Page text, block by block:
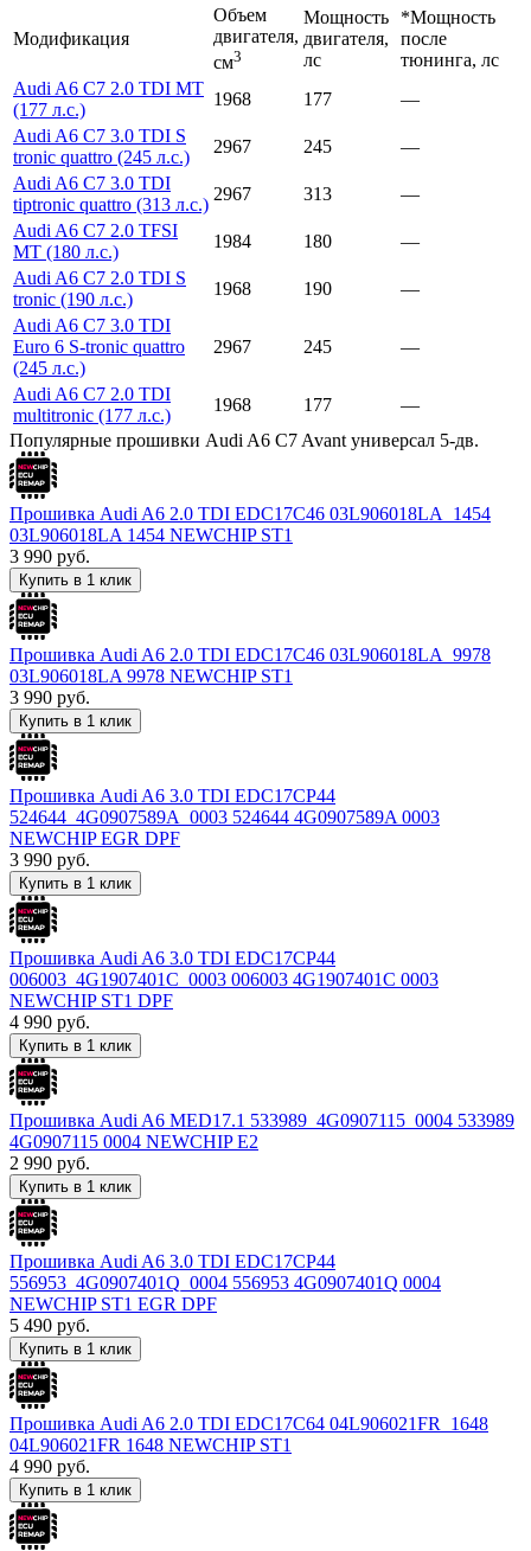
Модификация
Объем
двигателя,
см3
Мощность
двигателя,
лс
*Мощность
после
тюнинга, лс
Audi A6 C7 2.0 TDI MT
(177 л.с.)
1968 177
—
Audi A6 C7 3.0 TDI S
tronic quattro (245 л.с.)
2967 245
—
Audi A6 C7 3.0 TDI
tiptronic quattro (313 л.с.)
2967 313
—
Audi A6 C7 2.0 TFSI
MT (180 л.с.)
1984 180
—
Audi A6 C7 2.0 TDI S
tronic (190 л.с.)
1968 190
—
Audi A6 C7 3.0 TDI
Euro 6 S-tronic quattro
(245 л.с.)
2967 245 —
Audi A6 C7 2.0 TDI
multitronic (177 л.с.)
1968 177
—
Популярные прошивки Audi A6 C7 Avant универсал 5-дв.
Прошивка Audi A6 2.0 TDI EDC17C46 03L906018LA_1454
03L906018LA 1454 NEWCHIP ST1
3 990 руб.
Купить в 1 клик
Прошивка Audi A6 2.0 TDI EDC17C46 03L906018LA_9978
03L906018LA 9978 NEWCHIP ST1
3 990 руб.
Купить в 1 клик
Прошивка Audi A6 3.0 TDI EDC17CP44
524644_4G0907589A_0003 524644 4G0907589A 0003
NEWCHIP EGR DPF
3 990 руб.
Купить в 1 клик
Прошивка Audi A6 3.0 TDI EDC17CP44
006003_4G1907401C_0003 006003 4G1907401C 0003
NEWCHIP ST1 DPF
4 990 руб.
Купить в 1 клик
Прошивка Audi A6 MED17.1 533989_4G0907115_0004 533989
4G0907115 0004 NEWCHIP E2
2 990 руб.
Купить в 1 клик
Прошивка Audi A6 3.0 TDI EDC17CP44
556953_4G0907401Q_0004 556953 4G0907401Q 0004
NEWCHIP ST1 EGR DPF
5 490 руб.
Купить в 1 клик
Прошивка Audi A6 2.0 TDI EDC17C64 04L906021FR_1648
04L906021FR 1648 NEWCHIP ST1
4 990 руб.
Купить в 1 клик